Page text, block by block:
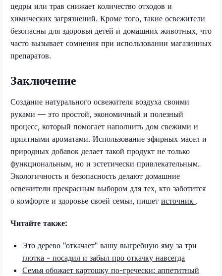
цедры или трав снижает количество отходов и
химических загрязнений. Кроме того, такие освежители
безопасны для здоровья детей и домашних животных, что
часто вызывает сомнения при использовании магазинных
препаратов.
Заключение
Создание натурального освежителя воздуха своими
руками — это простой, экономичный и полезный
процесс, который помогает наполнить дом свежими и
приятными ароматами. Использование эфирных масел и
природных добавок делает такой продукт не только
функциональным, но и эстетически привлекательным.
Экологичность и безопасность делают домашние
освежители прекрасным выбором для тех, кто заботится
о комфорте и здоровье своей семьи, пишет источник .
Читайте также:
Это дерево "откачает" вашу выгребную яму за три
глотка - посадил и забыл про откачку навсегда
Семья обожает картошку по-гречески: аппетитный